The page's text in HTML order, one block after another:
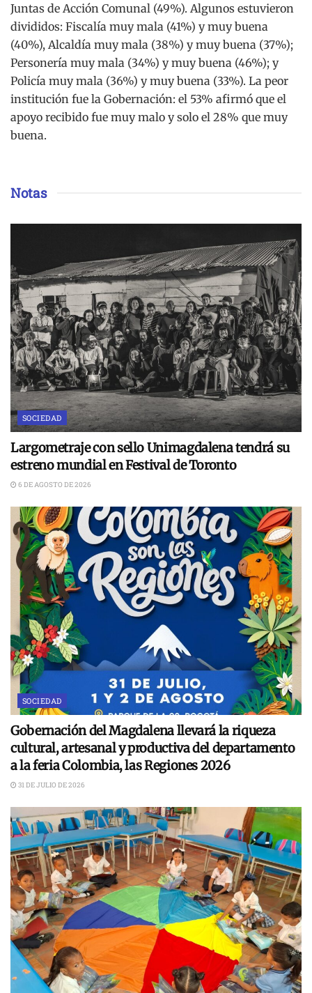
Juntas de Acción Comunal (49%). Algunos estuvieron
divididos: Fiscalía muy mala (41%) y muy buena
(40%), Alcaldía muy mala (38%) y muy buena (37%);
Personería muy mala (34%) y muy buena (46%); y
Policía muy mala (36%) y muy buena (33%). La peor
institución fue la Gobernación: el 53% afirmó que el
apoyo recibido fue muy malo y solo el 28% que muy
buena.
Notas
SOCIEDAD
Largometraje con sello Unimagdalena tendrá su
estreno mundial en Festival de Toronto
6 DE AGOSTO DE 2026
SOCIEDAD
Gobernación del Magdalena llevará la riqueza
cultural, artesanal y productiva del departamento
a la feria Colombia, las Regiones 2026
31 DE JULIO DE 2026